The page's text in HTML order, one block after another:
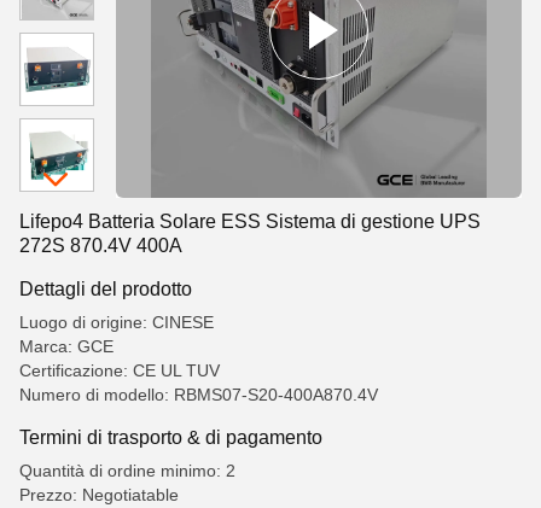
Lifepo4 Batteria Solare ESS Sistema di gestione UPS
272S 870.4V 400A
Dettagli del prodotto
Luogo di origine: CINESE
Marca: GCE
Certificazione: CE UL TUV
Numero di modello: RBMS07-S20-400A870.4V
Termini di trasporto & di pagamento
Quantità di ordine minimo: 2
Prezzo: Negotiatable